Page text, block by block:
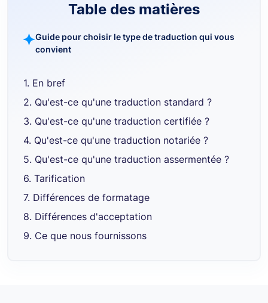
Table des matières
Guide pour choisir le type de traduction qui vous
convient
1. En bref
2. Qu'est-ce qu'une traduction standard ?
3. Qu'est-ce qu'une traduction certifiée ?
4. Qu'est-ce qu'une traduction notariée ?
5. Qu'est-ce qu'une traduction assermentée ?
6. Tarification
7. Différences de formatage
8. Différences d'acceptation
9. Ce que nous fournissons